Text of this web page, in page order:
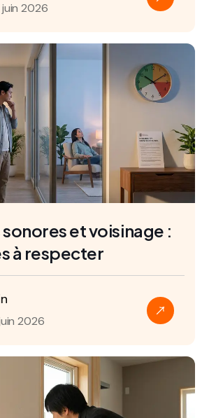
2026
sonores et voisinage :
à respecter
2026